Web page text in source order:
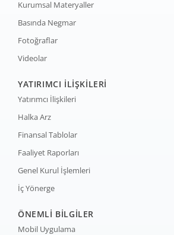
Kurumsal Materyaller
Basında Negmar
Fotoğraflar
Videolar
YATIRIMCI İLİŞKİLERİ
Yatırımcı İlişkileri
Halka Arz
Finansal Tablolar
Faaliyet Raporları
Genel Kurul İşlemleri
İç Yönerge
ÖNEMLİ BİLGİLER
Mobil Uygulama